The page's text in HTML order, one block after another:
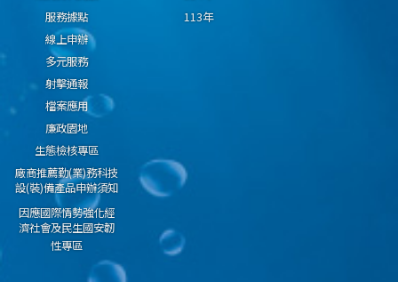
服務據點
線上申辦
多元服務
射擊通報
檔案應用
廉政園地
生態檢核專區
廠商推薦勤(業)務科技
設(裝)備產品申辦須知
因應國際情勢強化經
濟社會及民生國安韌
性專區
113年